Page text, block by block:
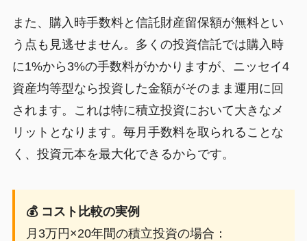
また、購入時手数料と信託財産留保額が無料とい
う点も見逃せません。多くの投資信託では購入時
に1%から3%の手数料がかかりますが、ニッセイ4
資産均等型なら投資した金額がそのまま運用に回
されます。これは特に積立投資において大きなメ
リットとなります。毎月手数料を取られることな
く、投資元本を最大化できるからです。
💰 コスト比較の実例
月3万円×20年間の積立投資の場合：